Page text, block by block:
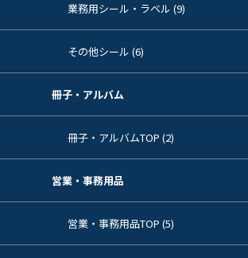
業務用シール・ラベル (9)
その他シール (6)
冊子・アルバム
冊子・アルバムTOP (2)
営業・事務用品
営業・事務用品TOP (5)